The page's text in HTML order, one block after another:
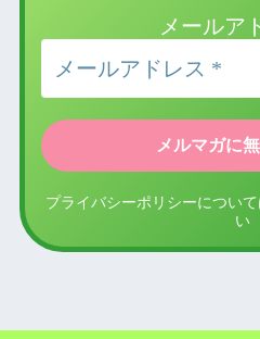
メールア
プライバシーポリシーについて
い